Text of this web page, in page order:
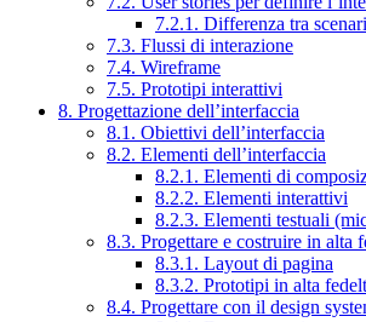
7.2.1. Differenza tra
7.3. Flussi di interazione
7.4. Wireframe
7.5. Prototipi interattivi
8. Progettazione dell’interfaccia
8.1. Obiettivi dell’interfaccia
8.2. Elementi dell’interfaccia
8.2.1. Elementi di
8.2.2. Elementi interattivi
8.2.3. Elementi testuali
8.3. Progettare e costruire in alta
8.3.1. Layout di pagina
8.3.2. Prototipi in alta
8.4. Progettare con il design